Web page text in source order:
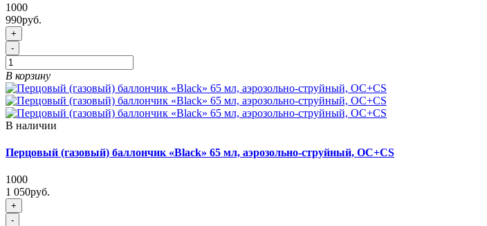
1000
990руб.
+
-
В корзину
В наличии
Перцовый (газовый) баллончик «Black» 65 мл, аэрозольно-струйный, ОC+CS
1000
1 050руб.
+
-